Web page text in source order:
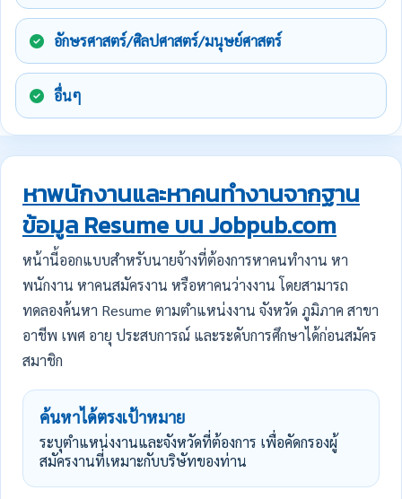
อักษรศาสตร์/ศิลปศาสตร์/มนุษย์ศาสตร์
อื่นๆ
หาพนักงานและหาคนทำงานจากฐาน
ข้อมูล Resume บน Jobpub.com
หน้านี้ออกแบบสำหรับนายจ้างที่ต้องการหาคนทำงาน หา
พนักงาน หาคนสมัครงาน หรือหาคนว่างงาน โดยสามารถ
ทดลองค้นหา Resume ตามตำแหน่งงาน จังหวัด ภูมิภาค สาขา
อาชีพ เพศ อายุ ประสบการณ์ และระดับการศึกษาได้ก่อนสมัคร
สมาชิก
ค้นหาได้ตรงเป้าหมาย
ระบุตำแหน่งงานและจังหวัดที่ต้องการ เพื่อคัดกรองผู้
สมัครงานที่เหมาะกับบริษัทของท่าน